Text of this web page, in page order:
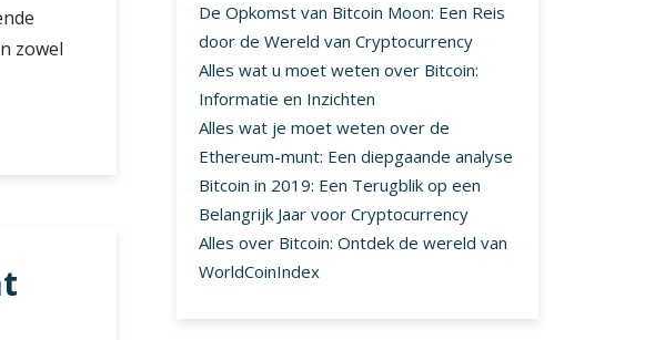
zowel
De Opkomst van Bitcoin Moon: Een Reis
door de Wereld van Cryptocurrency
Alles wat u moet weten over Bitcoin:
Informatie en Inzichten
Alles wat je moet weten over de
Ethereum-munt: Een diepgaande analyse
Bitcoin in 2019: Een Terugblik op een
Belangrijk Jaar voor Cryptocurrency
Alles over Bitcoin: Ontdek de wereld van
WorldCoinIndex